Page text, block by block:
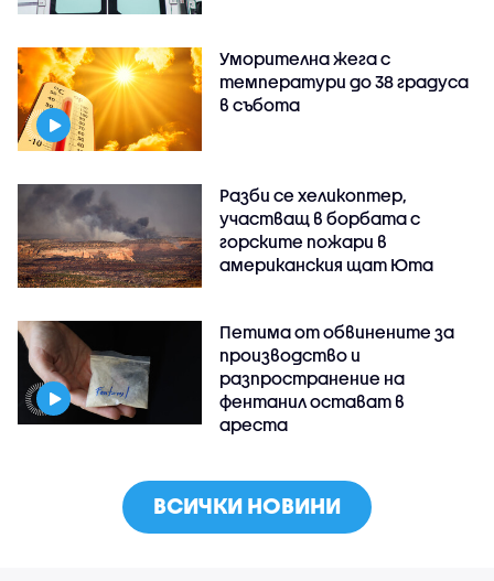
Уморителна жега с
температури до 38 градуса
в събота
Разби се хеликоптер,
участващ в борбата с
горските пожари в
американския щат Юта
Петима от обвинените за
производство и
разпространение на
фентанил остават в
ареста
ВСИЧКИ НОВИНИ